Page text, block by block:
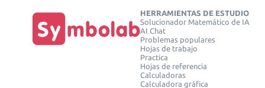
HERRAMIENTAS DE ESTUDIO
Solucionador Matemático de IA
AI Chat
Problemas populares
Hojas de trabajo
Practica
Hojas de referencia
Calculadoras
Calculadora gráfica